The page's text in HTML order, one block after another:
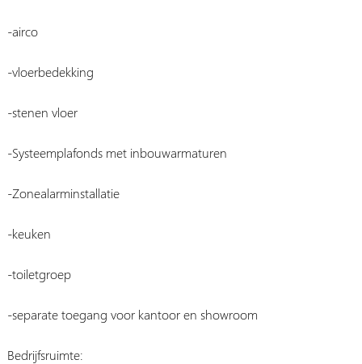
-airco
-vloerbedekking
-stenen vloer
-Systeemplafonds met inbouwarmaturen
-Zonealarminstallatie
-keuken
-toiletgroep
-separate toegang voor kantoor en showroom
Bedrijfsruimte: